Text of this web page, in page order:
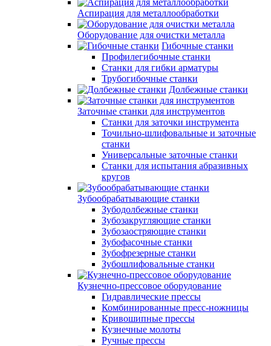
Аспирация для металлообработки
Оборудование для очистки металла
Гибочные станки
Профилегибочные станки
Станки для гибки арматуры
Трубогибочные станки
Долбежные станки
Заточные станки для инструментов
Станки для заточки инструмента
Точильно-шлифовальные и заточные
станки
Универсальные заточные станки
Станки для испытания абразивных
кругов
Зубообрабатывающие станки
Зубодолбежные станки
Зубозакругляющие станки
Зубозаостряющие станки
Зубофасочные станки
Зубофрезерные станки
Зубошлифовальные станки
Кузнечно-прессовое оборудование
Гидравлические прессы
Комбинированные пресс-ножницы
Кривошипные прессы
Кузнечные молоты
Ручные прессы